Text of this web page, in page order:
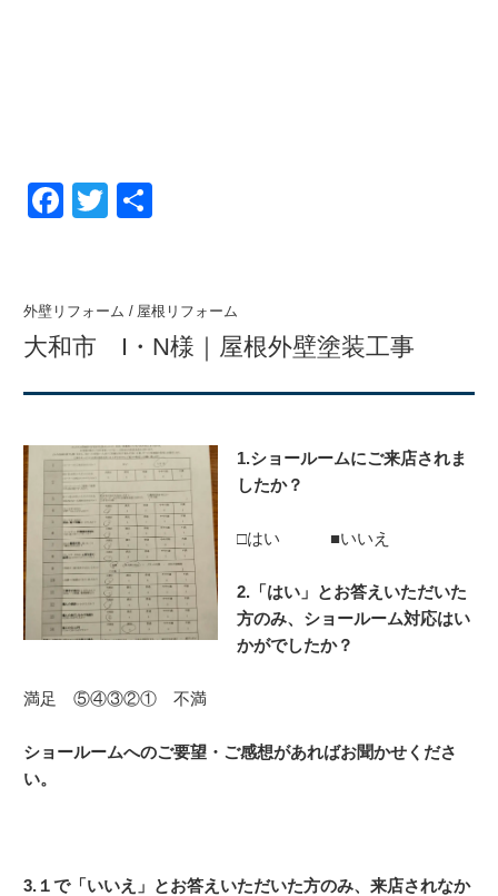
F
e
b
k
T
er
外壁リフォーム / 屋根リフォーム
大和市 I・N様｜屋根外壁塗装工事
1.ショールームにご来店されま
したか？
□はい ■いいえ
2.「はい」とお答えいただいた
方のみ、 ショールーム対応はい
かがでしたか？
満足 ⑤④③②① 不満
ショールームへのご要望・ご感想があればお聞かせくださ
い。
3.１で「いいえ」とお答えいただいた方のみ、来店されなか